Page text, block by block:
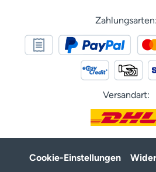
Zahlungsarten:
Versandart:
Cookie-Einstellungen